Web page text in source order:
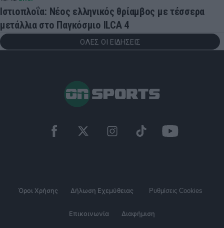
Ιστιοπλοΐα: Νέος ελληνικός θρίαμβος με τέσσερα
μετάλλια στο Παγκόσμιο ILCA 4
ΟΛΕΣ ΟΙ ΕΙΔΗΣΕΙΣ
Όροι Χρήσης Δήλωση Εχεμύθειας Ρυθμίσεις Cookies
Επικοινωνία Διαφήμιση